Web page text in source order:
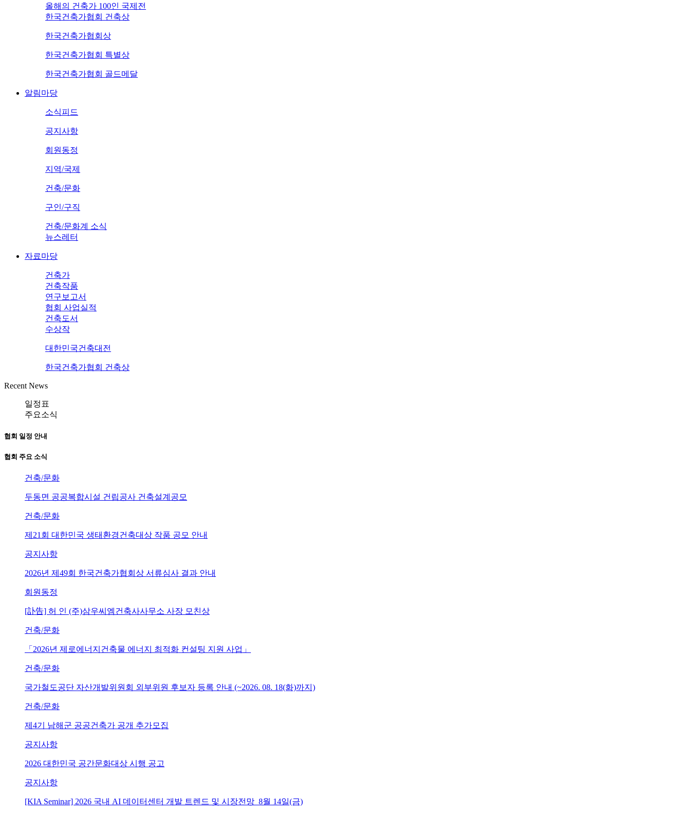
올해의 건축가 100인 국제전
한국건축가협회 건축상
한국건축가협회상
한국건축가협회 특별상
한국건축가협회 골드메달
알림마당
소식피드
공지사항
회원동정
지역/국제
건축/문화
구인/구직
건축/문화계 소식
뉴스레터
자료마당
건축가
건축작품
연구보고서
협회 사업실적
건축도서
수상작
대한민국건축대전
한국건축가협회 건축상
Recent News
일정표
주요소식
협회 일정 안내
협회 주요 소식
건축/문화
두동면 공공복합시설 건립공사 건축설계공모
건축/문화
제21회 대한민국 생태환경건축대상 작품 공모 안내
공지사항
2026년 제49회 한국건축가협회상 서류심사 결과 안내
회원동정
[訃告] 허 인 (주)삼우씨엠건축사사무소 사장 모친상
건축/문화
「2026년 제로에너지건축물 에너지 최적화 컨설팅 지원 사업」
건축/문화
국가철도공단 자산개발위원회 외부위원 후보자 등록 안내 (~2026. 08. 18(화)까지)
건축/문화
제4기 남해군 공공건축가 공개 추가모집
공지사항
2026 대한민국 공간문화대상 시행 공고
공지사항
[KIA Seminar] 2026 국내 AI 데이터센터 개발 트렌드 및 시장전망_8월 14일(금)